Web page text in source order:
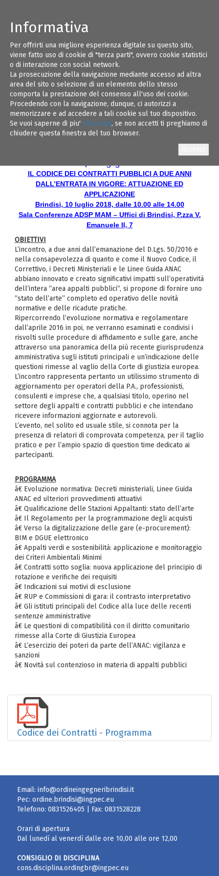
Informativa
Per offrirti una migliore esperienza digitale su questo sito,
viene fatto uso di cookie di "terza parti", ovvero cookie statistici
o di interazione con social network.
La prosecuzione della navigazione mediante accesso ad altra
area del sito o selezione di un elemento dello stesso
comporta la prestazione del consenso all'uso dei cookie.
Procedendo con la navigazione, dunque, ci autorizzi a
memorizzare e ad accedere a tali cookie sul tuo dispositivo.
Se vuoi saperne di piu' clicca qui, se non accetti ti preghiamo di
chiudere questa finestra del tuo browser.
10
LUG 18
ORDINE DEGLI INGEGNERI DELLA
PROVINCIA DI BRINDISI
LEGISLAZIONE TECNICA - AREA
FORMAZIONE
CONTRIBUTO TECNICO SCIENTIFICO DI SEA
(SENTENZE APPALTI)
IL CODICE DEI CONTRATTI PUBBLICI A DUE ANNI
DALL’ENTRATA IN VIGORE: ATTUAZIONE ED
APPLICAZIONE
Brindisi, 10 luglio 2018, dalle 10.00 alle 14.00
Sala Conferenze ADSP MAM – Uffici di Brindisi, P.zza V.
Emanuele II, 7
OBIETTIVI
L’incontro, a due anni dall’emanazione del D.Lgs. 50/2016 e
nella consapevolezza di quanto e come il Nuovo Codice, il
Correttivo, i Decreti Ministeriali e le Linee Guida ANAC
abbiano innovato e creato significativi impatti sull’operatività
dell’intera “area appalti pubblici”, si propone di fornire uno
“stato dell’arte” completo ed operativo delle novità
normative e delle ricadute pratiche.
Ripercorrendo l’evoluzione normativa e regolamentare
dall’aprile 2016 in poi, ne verranno esaminati e condivisi i
risvolti sulle procedure di affidamento e sulle gare, anche
attraverso una panoramica della più recente giurisprudenza
amministrativa sugli istituti principali e un’indicazione delle
questioni rimesse al vaglio della Corte di giustizia europea.
L’incontro rappresenta pertanto un utilissimo strumento di
aggiornamento per operatori della P.A., professionisti,
consulenti e imprese che, a qualsiasi titolo, operino nel
settore degli appalti e contratti pubblici e che intendano
ricevere informazioni aggiornate e autorevoli.
L’evento, nel solito ed usuale stile, si connota per la
presenza di relatori di comprovata competenza, per il taglio
pratico e per l’ampio spazio di question time dedicato ai
partecipanti.
PROGRAMMA
â€ Evoluzione normativa: Decreti ministeriali, Linee Guida
ANAC ed ulteriori provvedimenti attuativi
â€ Qualificazione delle Stazioni Appaltanti: stato dell’arte
â€ Il Regolamento per la programmazione degli acquisti
â€ Verso la digitalizzazione delle gare (e-procurement):
BIM e DGUE elettronico
â€ Appalti verdi e sostenibilità: applicazione e monitoraggio
dei Criteri Ambientali Minimi
â€ Contratti sotto soglia: nuova applicazione del principio di
rotazione e verifiche dei requisiti
â€ Indicazioni sui motivi di esclusione
â€ RUP e Commissioni di gara: il contrasto interpretativo
â€ Gli istituti principali del Codice alla luce delle recenti
sentenze amministrative
â€ Le questioni di compatibilità con il diritto comunitario
rimesse alla Corte di Giustizia Europea
â€ L’esercizio dei poteri da parte dell’ANAC: vigilanza e
sanzioni
â€ Novità sul contenzioso in materia di appalti pubblici
Codice dei Contratti - Programma
Email: info@ordineingegneribrindisi.it
Pec: ordine.brindisi@ingpec.eu
Telefono: 0831526405 | Fax: 0831528228
Orari di apertura
Dal lunedì al venerdì dalle ore 10,00 alle ore 12,00
CONSIGLIO DI DISCIPLINA
cons.disciplina.ordingbr@ingpec.eu